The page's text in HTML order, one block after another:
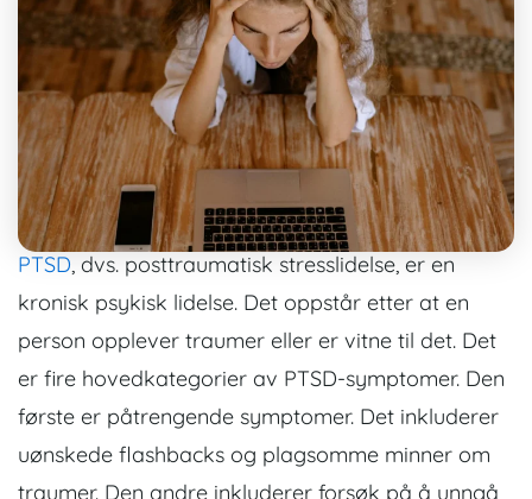
PTSD, dvs. posttraumatisk stresslidelse, er en
kronisk psykisk lidelse. Det oppstår etter at en
person opplever traumer eller er vitne til det. Det
er fire hovedkategorier av PTSD-symptomer. Den
første er påtrengende symptomer. Det inkluderer
uønskede flashbacks og plagsomme minner om
traumer. Den andre inkluderer forsøk på å unngå